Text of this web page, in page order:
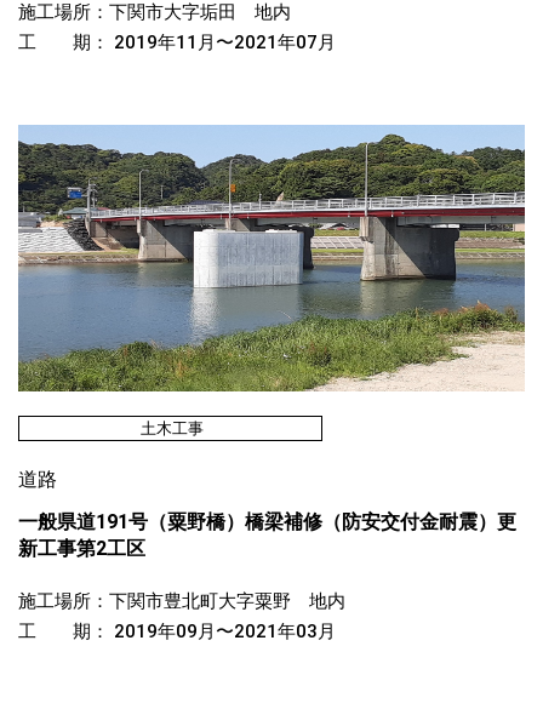
施工場所：下関市大字垢田 地内
工 期： 2019年11月〜2021年07月
土木工事
道路
一般県道191号（粟野橋）橋梁補修（防安交付金耐震）更
新工事第2工区
施工場所：下関市豊北町大字粟野 地内
工 期： 2019年09月〜2021年03月